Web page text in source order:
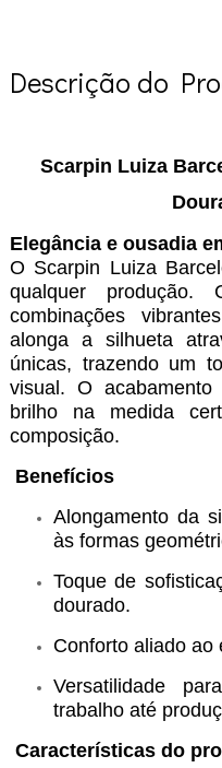
Descrição do
Scarpin Luiza
Elegância e ousadia
O Scarpin Luiza
qualquer produção.
combinações
alonga a silhueta
únicas, trazendo um
visual. O
brilho na medida
composição.
Benefícios
Alongamento da
às formas
Toque de
dourado.
Conforto aliado ao
Versatilidade
trabalho até
Características do